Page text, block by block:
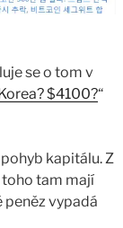
se o tom v
$4100?“
kapitálu. Z
tam mají
vypadá